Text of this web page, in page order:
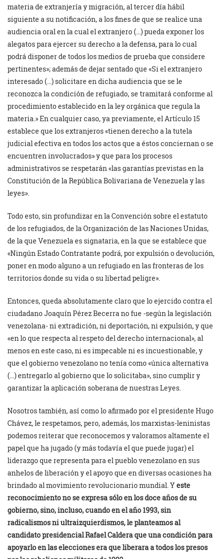
materia de extranjería y migración, al tercer día hábil
siguiente a su notificación, a los fines de que se realice una
audiencia oral en la cual el extranjero (…) pueda exponer los
alegatos para ejercer su derecho a la defensa, para lo cual
podrá disponer de todos los medios de prueba que considere
pertinentes»; además de dejar sentado que «Si el extranjero
interesado (…) solicitare en dicha audiencia que se le
reconozca la condición de refugiado, se tramitará conforme al
procedimiento establecido en la ley orgánica que regula la
materia.» En cualquier caso, ya previamente, el Artículo 15
establece que los extranjeros «tienen derecho a la tutela
judicial efectiva en todos los actos que a éstos conciernan o se
encuentren involucrados» y que para los procesos
administrativos se respetarán «las garantías previstas en la
Constitución de la República Bolivariana de Venezuela y las
leyes».
Todo esto, sin profundizar en la Convención sobre el estatuto
de los refugiados, de la Organización de las Naciones Unidas,
de la que Venezuela es signataria, en la que se establece que
«Ningún Estado Contratante podrá, por expulsión o devolución,
poner en modo alguno a un refugiado en las fronteras de los
territorios donde su vida o su libertad peligre».
Entonces, queda absolutamente claro que lo ejercido contra el
ciudadano Joaquín Pérez Becerra no fue -según la legislación
venezolana- ni extradición, ni deportación, ni expulsión, y que
«en lo que respecta al respeto del derecho internacional», al
menos en este caso, ni es impecable ni es incuestionable, y
que el gobierno venezolano no tenía como «única alternativa
(…) entregarlo al gobierno que lo solicitaba», sino cumplir y
garantizar la aplicación soberana de nuestras Leyes.
Nosotros también, así como lo afirmado por el presidente Hugo
Chávez, le respetamos, pero, además, los marxistas-leninistas
podemos reiterar que reconocemos y valoramos altamente el
papel que ha jugado (y más todavía el que puede jugar) el
liderazgo que representa para el pueblo venezolano en sus
anhelos de liberación y el apoyo que en diversas ocasiones ha
brindado al movimiento revolucionario mundial. Yeste
reconocimiento no se expresa sólo en los doce años de su
gobierno, sino, incluso, cuando en el año 1993, sin
radicalismos ni ultraizquierdismos, le planteamos al
candidato presidencial Rafael Caldera que una condición para
apoyarlo en las elecciones era que liberara a todos los presos